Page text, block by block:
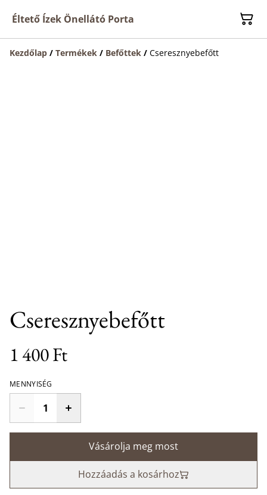
Éltető Ízek Önellátó Porta
Kezdőlap / Termékek / Befőttek / Cseresznyebefőtt
Cseresznyebefőtt
1 400 Ft
MENNYISÉG
Vásárolja meg most
Hozzáadás a kosárhoz